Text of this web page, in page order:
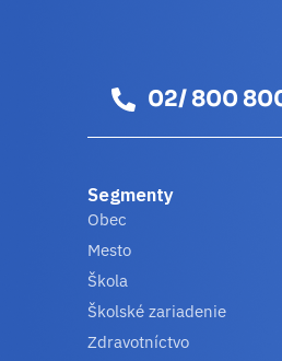
02/ 800
Segmenty
Obec
Mesto
Škola
Školské zariadenie
Zdravotníctvo